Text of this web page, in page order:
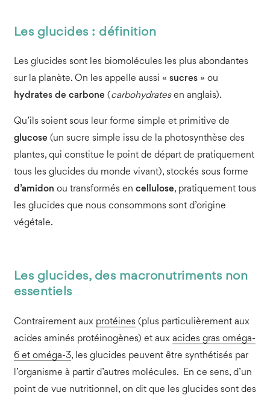
Les glucides : définition
Les glucides sont les biomolécules les plus abondantes
sur la planète. On les appelle aussi « sucres» ou
hydrates de carbone (carbohydratesen anglais).
Qu’ils soient sous leur forme simple et primitive de
glucose (un sucre simple issu de la photosynthèse des
plantes, qui constitue le point de départ de pratiquement
tous les glucides du monde vivant), stockés sous forme
d’amidon ou transformés en cellulose, pratiquement tous
les glucides que nous consommons sont d’origine
végétale.
Les glucides, des macronutriments non
essentiels
Contrairement aux protéines(plus particulièrement aux
acides aminés protéinogènes) et aux acides gras oméga-
6 et oméga-3, les glucides peuvent être synthétisés par
l’organisme à partir d’autres molécules. En ce sens, d’un
point de vue nutritionnel, on dit que les glucides sont des